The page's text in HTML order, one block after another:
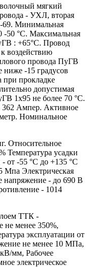
мягкий
- УХЛ, вторая
69. Минимальная
-50 °С. Максимальная
: +65°С. Провод
воздействию
провода ПуГВ
ниже -15 градусов
прокладке
допустимая
1х95 не более 70 °С.
Ампер. Активное
Номинальное
Относительное
Температура усадки
от -55 °C до +135 °C
Мпа Электрическая
напряжение - до 690 В
- 1014
ТТК -
не менее 350%,
эксплуатации от
не менее 10 МПа,
мм, Рабочее
электрическое